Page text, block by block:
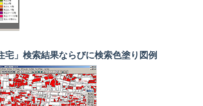
宅」検索結果ならびに検索色塗り図例